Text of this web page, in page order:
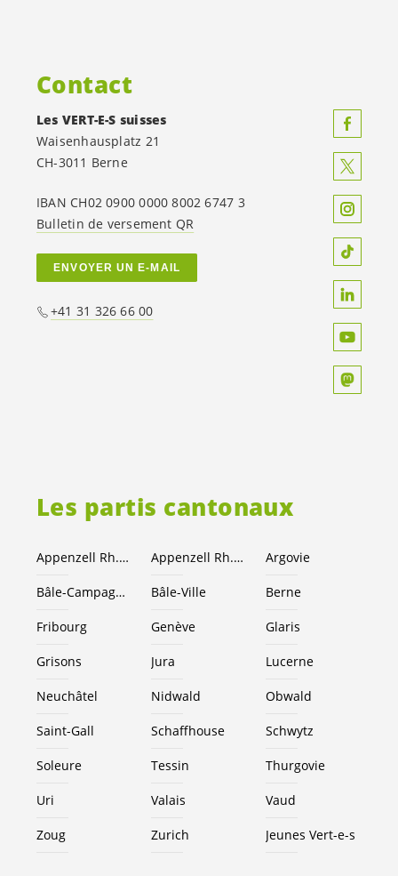
Les partis cantonaux
Appenzell Rh.-Ext. Appenzell Rh.-I. Argovie
Bâle-Campagne Bâle-Ville Berne
Fribourg Genève Glaris
Grisons Jura Lucerne
Neuchâtel Nidwald Obwald
Saint-Gall Schaffhouse Schwytz
Soleure Tessin Thurgovie
Uri Valais Vaud
Zoug Zurich Jeunes Vert-e-s
Contact
Les VERT-E-S suisses
Waisenhausplatz 21
CH-3011 Berne
IBAN CH02 0900 0000 8002 6747 3
Bulletin de versement QR
ENVOYER UN E-MAIL
+41 31 326 66 00